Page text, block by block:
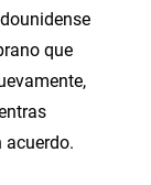
que
acuerdo.